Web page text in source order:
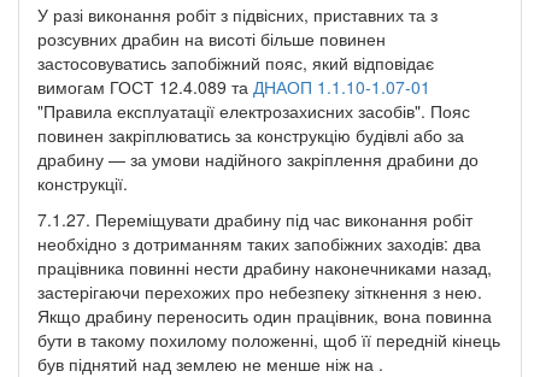
У разі виконання робіт з підвісних, приставних та з
розсувних драбин на висоті більше повинен
застосовуватись запобіжний пояс, який відповідає
вимогам ГОСТ 12.4.089 та ДНАОП 1.1.10-1.07-01
"Правила експлуатації електрозахисних засобів". Пояс
повинен закріплюватись за конструкцію будівлі або за
драбину — за умови надійного закріплення драбини до
конструкції.
7.1.27. Переміщувати драбину під час виконання робіт
необхідно з дотриманням таких запобіжних заходів: два
працівника повинні нести драбину наконечниками назад,
застерігаючи перехожих про небезпеку зіткнення з нею.
Якщо драбину переносить один працівник, вона повинна
бути в такому похилому положенні, щоб її передній кінець
був піднятий над землею не менше ніж на .